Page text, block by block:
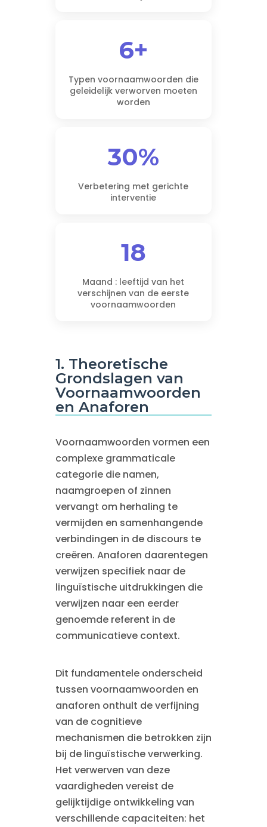
6+
Typen voornaamwoorden die
geleidelijk verworven moeten
worden
30%
Verbetering met gerichte
interventie
18
Maand : leeftijd van het
verschijnen van de eerste
voornaamwoorden
1. Theoretische
Grondslagen van
Voornaamwoorden
en Anaforen
Voornaamwoorden vormen een
complexe grammaticale
categorie die namen,
naamgroepen of zinnen
vervangt om herhaling te
vermijden en samenhangende
verbindingen in de discours te
creëren. Anaforen daarentegen
verwijzen specifiek naar de
linguïstische uitdrukkingen die
verwijzen naar een eerder
genoemde referent in de
communicatieve context.
Dit fundamentele onderscheid
tussen voornaamwoorden en
anaforen onthult de verfijning
van de cognitieve
mechanismen die betrokken zijn
bij de linguïstische verwerking.
Het verwerven van deze
vaardigheden vereist de
gelijktijdige ontwikkeling van
verschillende capaciteiten: het